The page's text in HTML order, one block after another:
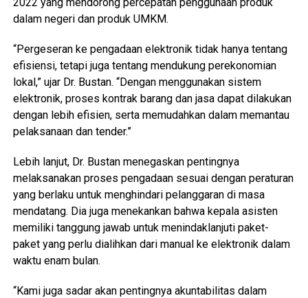
dalam negeri dan produk UMKM.
“Pergeseran ke pengadaan elektronik tidak hanya tentang
efisiensi, tetapi juga tentang mendukung perekonomian
lokal,” ujar Dr. Bustan. “Dengan menggunakan sistem
elektronik, proses kontrak barang dan jasa dapat dilakukan
dengan lebih efisien, serta memudahkan dalam memantau
pelaksanaan dan tender.”
Lebih lanjut, Dr. Bustan menegaskan pentingnya
melaksanakan proses pengadaan sesuai dengan peraturan
yang berlaku untuk menghindari pelanggaran di masa
mendatang. Dia juga menekankan bahwa kepala asisten
memiliki tanggung jawab untuk menindaklanjuti paket-
paket yang perlu dialihkan dari manual ke elektronik dalam
waktu enam bulan.
“Kami juga sadar akan pentingnya akuntabilitas dalam